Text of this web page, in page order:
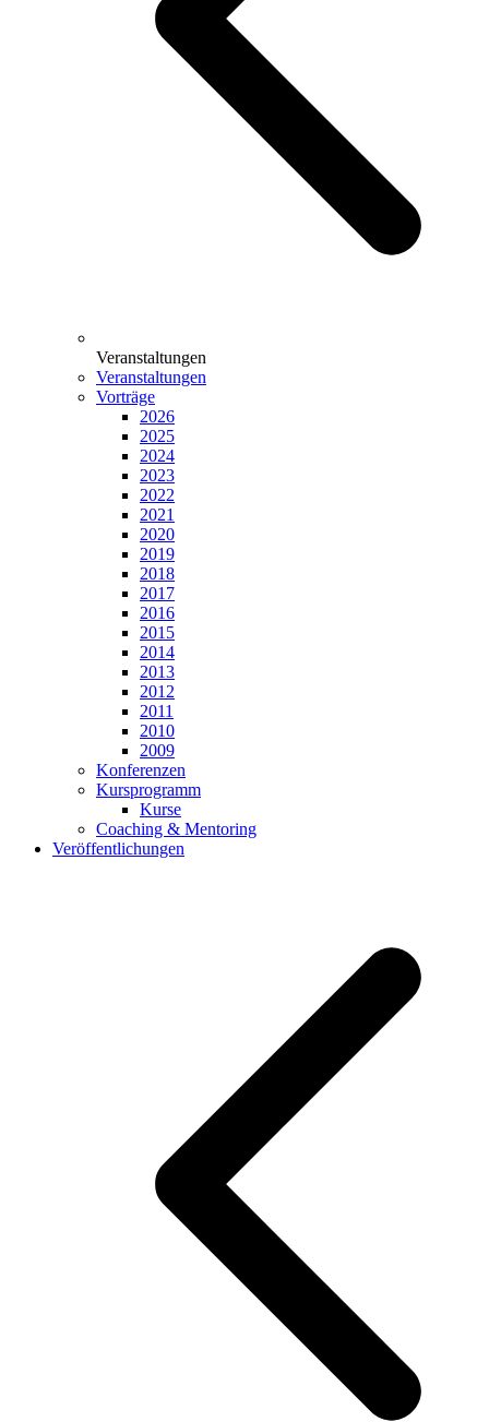
Veranstaltungen
Veranstaltungen
Vorträge
2026
2025
2024
2023
2022
2021
2020
2019
2018
2017
2016
2015
2014
2013
2012
2011
2010
2009
Konferenzen
Kursprogramm
Kurse
Coaching & Mentoring
Veröffentlichungen